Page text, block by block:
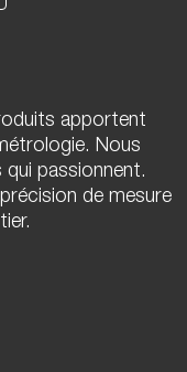
apportent
Nous
passionnent.
de mesure